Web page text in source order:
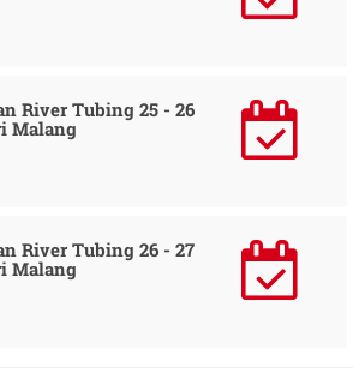
River Tubing 25 - 26
Malang
River Tubing 26 - 27
Malang